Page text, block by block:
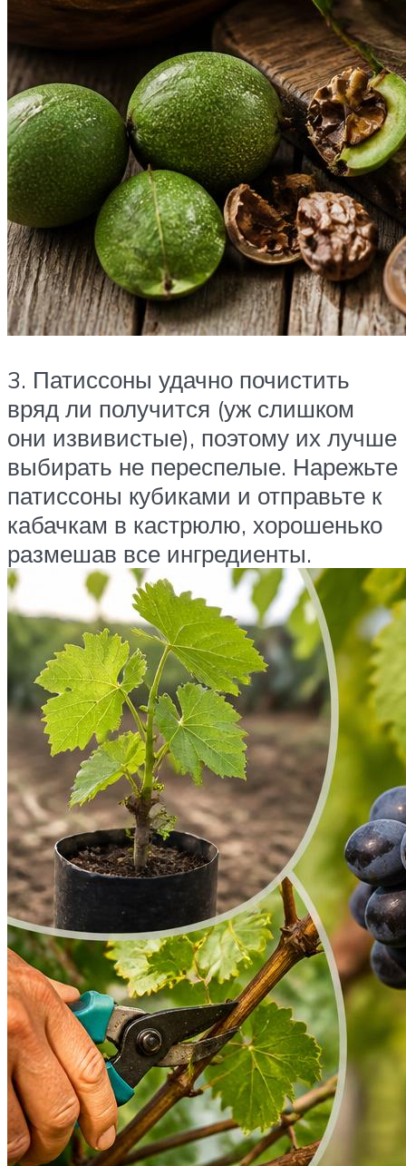
3. Патиссоны удачно почистить
вряд ли получится (уж слишком
они извивистые), поэтому их лучше
выбирать не переспелые. Нарежьте
патиссоны кубиками и отправьте к
кабачкам в кастрюлю, хорошенько
размешав все ингредиенты.